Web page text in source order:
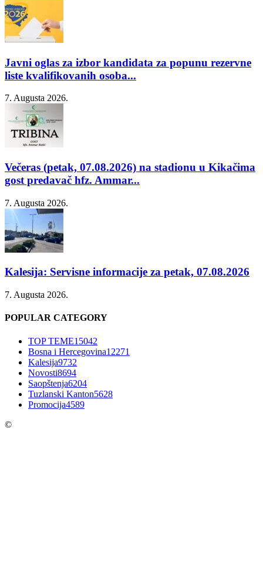
Javni oglas za izbor kandidata za popunu rezervne
liste kvalifikovanih osoba...
7. Augusta 2026.
Večeras (petak, 07.08.2026) na stadionu u Kikačima
gost predavač hfz. Ammar...
7. Augusta 2026.
Kalesija: Servisne informacije za petak, 07.08.2026
7. Augusta 2026.
POPULAR CATEGORY
TOP TEME15042
Bosna i Hercegovina12271
Kalesija9732
Novosti8694
Saopštenja6204
Tuzlanski Kanton5628
Promocija4589
©